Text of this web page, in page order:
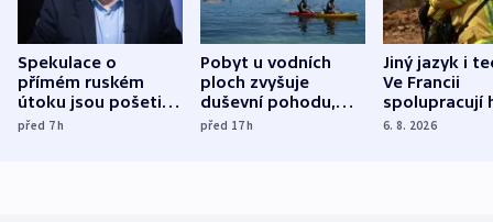
Spekulace o
přímém ruském
útoku jsou pošetilé,
míní estonský
před 7h
Pobyt u vodních
ploch zvyšuje
duševní pohodu,
ukázala
před 17h
Jiný jazyk i
Ve Francii
spolupracují
různých zemí
6. 8. 2026